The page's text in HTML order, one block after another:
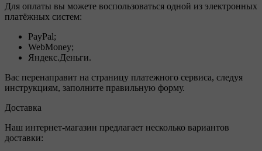
Для оплаты вы можете воспользоваться одной из электронных
платёжных систем:
PayPal;
WebMoney;
Яндекс.Деньги.
Вас перенаправит на страницу платежного сервиса, следуя
инструкциям, заполните правильную форму.
Доставка
Наш интернет-магазин предлагает несколько вариантов
доставки: